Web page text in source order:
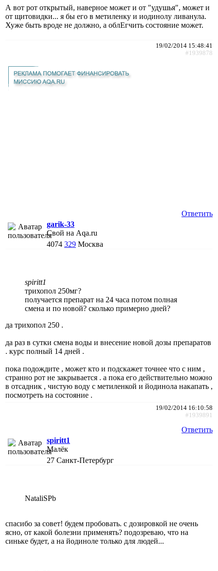
А вот рот открытый, наверное может и от "удушья", может и
от щитовидки... я бы его в метиленку и иодинолу ливанула.
Хуже быть вроде не должно, а облЕгчить состояние может.
19/02/2014 15:48:41
#1939878
Ответить
garik-33
Свой на Aqa.ru
4074 329 Москва
spiritt1
трихопол 250мг?
получается препарат на 24 часа потом полная
смена и по новой? сколько примерно дней?
да трихопол 250 .
да раз в сутки смена воды и внесение новой дозы препаратов
. курс полный 14 дней .
пока подождите , может кто и подскажет точнее что с ним ,
странно рот не закрывается . а пока его действительно можно
в отсадник , чистую воду с метиленкой и йодинола накапать ,
посмотреть на состояние .
19/02/2014 16:10:58
#1939891
Ответить
spiritt1
Малёк
27 Санкт-Петербург
NataliSPb
спасибо за совет! будем пробовать. с дозировкой не очень
ясно, от какой болезни применять? подозреваю, что на
синьке будет, а на йодиноле только для людей...